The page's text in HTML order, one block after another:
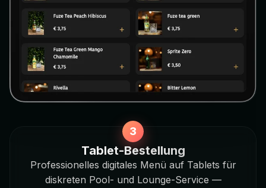
Tablet-Bestellung
Professionelles digitales Menü auf Tablets für
diskreten Pool- und Lounge-Service —